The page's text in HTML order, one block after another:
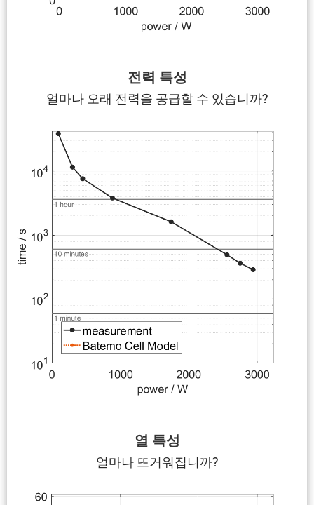
전력 특성
얼마나 오래 전력을 공급할 수 있습니까?
열 특성
얼마나 뜨거워집니까?